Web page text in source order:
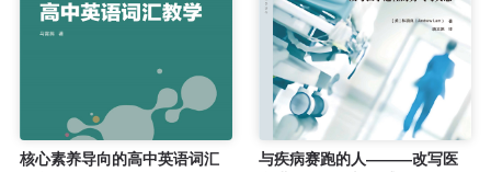
核心素养导向的高中英语词汇
与疾病赛跑的人———改写医